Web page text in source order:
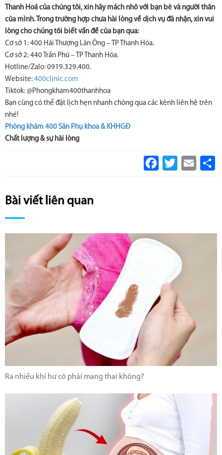
Thanh Hoá của chúng tôi, xin hãy mách nhỏ với bạn bè và người thân
của mình. Trong trường hợp chưa hài lòng về dịch vụ đã nhận, xin vui
lòng cho chúng tôi biết vấn đề của bạn qua:
Cơ sở 1: 400 Hải Thượng Lãn Ông – TP Thanh Hóa.
Cơ sở 2: 440 Trần Phú – TP Thanh Hóa.
Hotline/Zalo: 0919.329.400.
Website: 400clinic.com
Tiktok: @Phongkham400thanhhoa
Bạn cũng có thể đặt lịch hẹn nhanh chóng qua các kênh liên hệ trên
nhé!
Phòng khám 400 Sản Phụ khoa & KHHGĐ
Chất lượng & sự hài lòng
Facebook
Twitter Email
Bài viết liên quan
Ra nhiều khí hư có phải mang thai không?